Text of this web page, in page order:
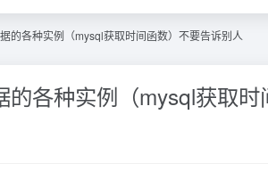
的各种实例（mysql获取时间函数）不要告诉别人
各种实例（mysql获取